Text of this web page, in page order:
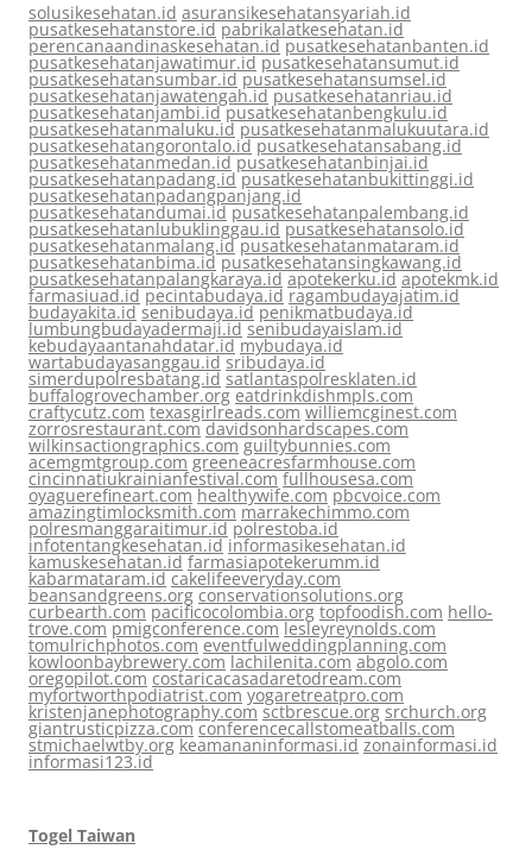
solusikesehatan.id asuransikesehatansyariah.id
pusatkesehatanstore.id pabrikalatkesehatan.id
perencanaandinaskesehatan.id pusatkesehatanbanten.id
pusatkesehatanjawatimur.id pusatkesehatansumut.id
pusatkesehatansumbar.id pusatkesehatansumsel.id
pusatkesehatanjawatengah.id pusatkesehatanriau.id
pusatkesehatanjambi.id pusatkesehatanbengkulu.id
pusatkesehatanmaluku.id pusatkesehatanmalukuutara.id
pusatkesehatangorontalo.id pusatkesehatansabang.id
pusatkesehatanmedan.id pusatkesehatanbinjai.id
pusatkesehatanpadang.id pusatkesehatanbukittinggi.id
pusatkesehatanpadangpanjang.id
pusatkesehatandumai.id pusatkesehatanpalembang.id
pusatkesehatanlubuklinggau.id pusatkesehatansolo.id
pusatkesehatanmalang.id pusatkesehatanmataram.id
pusatkesehatanbima.id pusatkesehatansingkawang.id
pusatkesehatanpalangkaraya.id apotekerku.id apotekmk.id
farmasiuad.id pecintabudaya.id ragambudayajatim.id
budayakita.id senibudaya.id penikmatbudaya.id
lumbungbudayadermaji.id senibudayaislam.id
kebudayaantanahdatar.id mybudaya.id
wartabudayasanggau.id sribudaya.id
simerdupolresbatang.id satlantaspolresklaten.id
buffalogrovechamber.org eatdrinkdishmpls.com
craftycutz.com texasgirlreads.com williemcginest.com
zorrosrestaurant.com davidsonhardscapes.com
wilkinsactiongraphics.com guiltybunnies.com
acemgmtgroup.com greeneacresfarmhouse.com
cincinnatiukrainianfestival.com fullhousesa.com
oyaguerefineart.com healthywife.com pbcvoice.com
amazingtimlocksmith.com marrakechimmo.com
polresmanggaraitimur.id polrestoba.id
infotentangkesehatan.id informasikesehatan.id
kamuskesehatan.id farmasiapotekerumm.id
kabarmataram.id cakelifeeveryday.com
beansandgreens.org conservationsolutions.org
curbearth.com pacificocolombia.org topfoodish.com hello-
trove.com pmigconference.com lesleyreynolds.com
tomulrichphotos.com eventfulweddingplanning.com
kowloonbaybrewery.com lachilenita.com abgolo.com
oregopilot.com costaricacasadaretodream.com
myfortworthpodiatrist.com yogaretreatpro.com
kristenjanephotography.com sctbrescue.org srchurch.org
giantrusticpizza.com conferencecallstomeatballs.com
stmichaelwtby.org keamananinformasi.id zonainformasi.id
informasi123.id
Togel Taiwan